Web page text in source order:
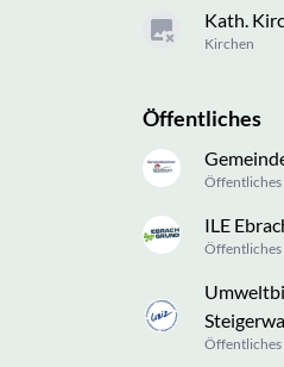
Kath.
Kirchen
Öffentliches
Öffentliches
ILE
Öffentliches
Öffentliches